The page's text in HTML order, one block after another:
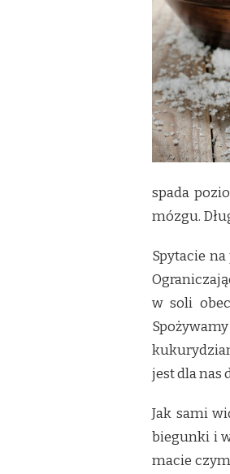
MOŻNA
SOLI?
spada
mózgu.
Spytacie
w soli
jest dla nas
Jak sami
biegunki i
macie